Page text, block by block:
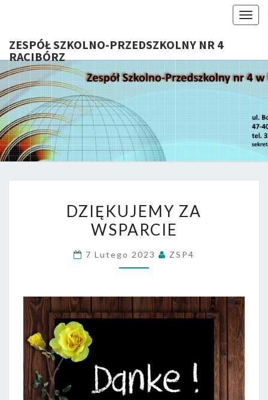
ZESPÓŁ SZKOLNO-PRZEDSZKOLNY NR 4
RACIBÓRZ
Serdecznie
Witamy Na
Stronie
Internetowej
ZSP Nr 4 W
Raciborzu
ZA
WSPARCIE
DZIĘKUJEMY ZA
WSPARCIE
7 Lutego 2023 ZSP4